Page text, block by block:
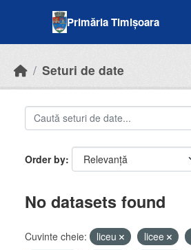
Primăria Timișoara
Seturi de date
Order by
No datasets found
Cuvinte cheie: liceu licee